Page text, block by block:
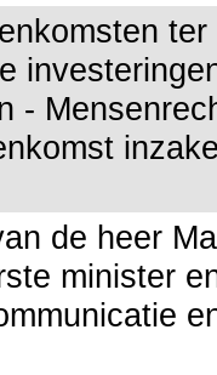
-
de heer
minister